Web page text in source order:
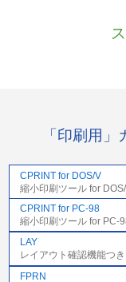
「印刷用
CPRINT for DOS/V
縮小印刷ツール for
CPRINT for PC-98
縮小印刷ツール for PC-
LAY
レイアウト確認機能つ
FPRN